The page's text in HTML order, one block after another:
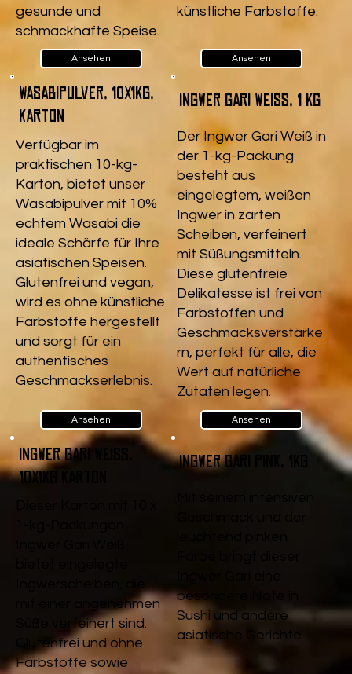
gesunde und
schmackhafte Speise.
Ansehen
künstliche Farbstoffe.
Ansehen
Wasabipulver, 10x1kg,
Karton
Verfügbar im
praktischen 10-kg-
Karton, bietet unser
Wasabipulver mit 10%
echtem Wasabi die
ideale Schärfe für Ihre
asiatischen Speisen.
Glutenfrei und vegan,
wird es ohne künstliche
Farbstoffe hergestellt
und sorgt für ein
authentisches
Geschmackserlebnis.
Ansehen
Ingwer Gari Weiß, 1 kg
Der Ingwer Gari Weiß in
der 1-kg-Packung
besteht aus
eingelegtem, weißen
Ingwer in zarten
Scheiben, verfeinert
mit Süßungsmitteln.
Diese glutenfreie
Delikatesse ist frei von
Farbstoffen und
Geschmacksverstärke
rn, perfekt für alle, die
Wert auf natürliche
Zutaten legen.
Ansehen
Ingwer Gari Weiß,
10x1kg Karton
Ingwerscheiben, die
mit einer angenehmen
Süße verfeinert sind.
Glutenfrei und ohne
Farbstoffe sowie
Ingwer Gari pink, 1kg
besondere Note in
Sushi und andere
asiatische Gerichte.